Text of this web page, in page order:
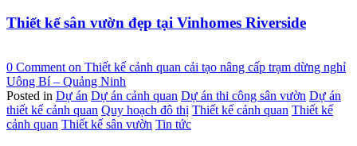
Thiết kế sân vườn đẹp tại Vinhomes Riverside
0 Comment on Thiết kế cảnh quan cải tạo nâng cấp trạm dừng nghỉ
Uông Bí – Quảng Ninh
Posted in Dự án Dự án cảnh quan Dự án thi công sân vườn Dự án
thiết kế cảnh quan Quy hoạch đô thị Thiết kế cảnh quan Thiết kế
cảnh quan Thiết kế sân vườn Tin tức